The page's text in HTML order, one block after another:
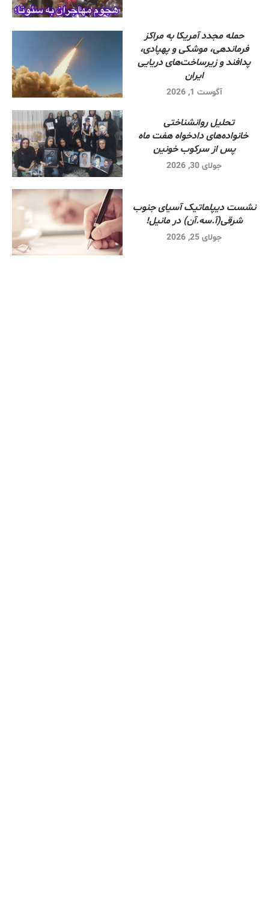
حمله مجدد آمریکا به مراکز
فرماندهی، موشکی و پهپادی،
پدافند و زیرساخت‌های دریایی
ایران
آگوست 1, 2026
تحلیل روانشناختی
خانواده‌های دادخواه هفت ماه
پس از سرکوب خونین
جولای 30, 2026
نشست دیپلماتیک آسیای جنوب
شرقی‌(آ.سه.آن) در مانیل!
جولای 25, 2026